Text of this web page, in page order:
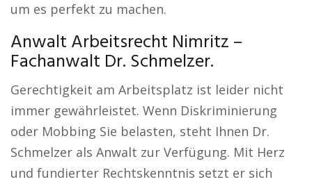
um es perfekt zu machen.
Anwalt Arbeitsrecht Nimritz –
Fachanwalt Dr. Schmelzer.
Gerechtigkeit am Arbeitsplatz ist leider nicht
immer gewährleistet. Wenn Diskriminierung
oder Mobbing Sie belasten, steht Ihnen Dr.
Schmelzer als Anwalt zur Verfügung. Mit Herz
und fundierter Rechtskenntnis setzt er sich